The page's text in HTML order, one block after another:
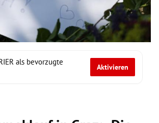
als bevorzugte
Aktivieren